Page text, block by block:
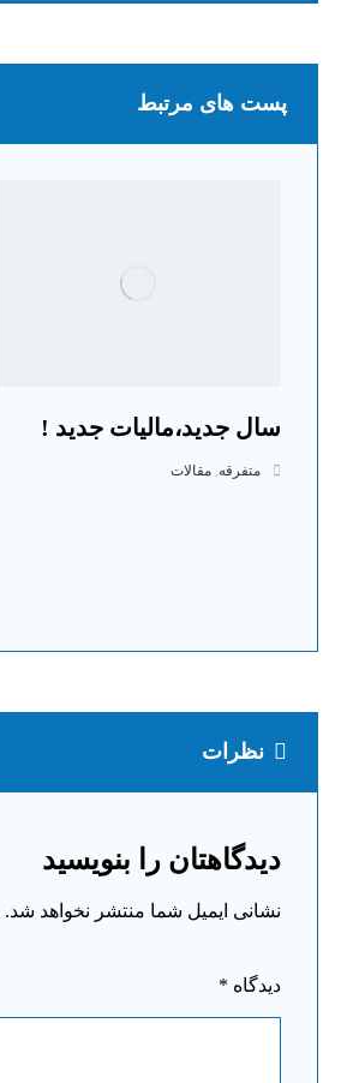
پست های مرتبط
سال جدید،مالیات جدید !
متفرقه مقالات
نظرات
دیدگاهتان را بنویسید
نشانی ایمیل شما منتشر نخواهد شد.
دیدگاه *